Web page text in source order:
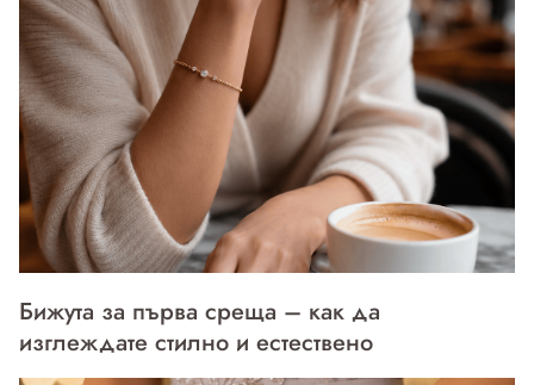
Бижута за първа среща – как да
изглеждате стилно и естествено